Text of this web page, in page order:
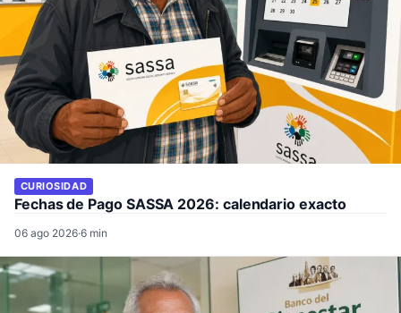
CURIOSIDAD
Fechas de Pago SASSA 2026: calendario exacto
06 ago 2026·6 min